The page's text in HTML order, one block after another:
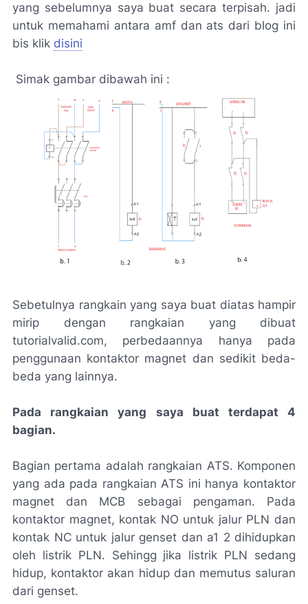
yang sebelumnya saya buat secara terpisah. jadi
untuk memahami antara amf dan ats dari blog ini
bis klik disini
Simak gambar dibawah ini :
Sebetulnya rangkain yang saya buat diatas hampir
mirip dengan rangkaian yang dibuat
tutorialvalid.com, perbedaannya hanya pada
penggunaan kontaktor magnet dan sedikit beda-
beda yang lainnya.
Pada rangkaian yang saya buat terdapat 4
bagian.
Bagian pertama adalah rangkaian ATS. Komponen
yang ada pada rangkaian ATS ini hanya kontaktor
magnet dan MCB sebagai pengaman. Pada
kontaktor magnet, kontak NO untuk jalur PLN dan
kontak NC untuk jalur genset dan a1 2 dihidupkan
oleh listrik PLN. Sehingg jika listrik PLN sedang
hidup, kontaktor akan hidup dan memutus saluran
dari genset.